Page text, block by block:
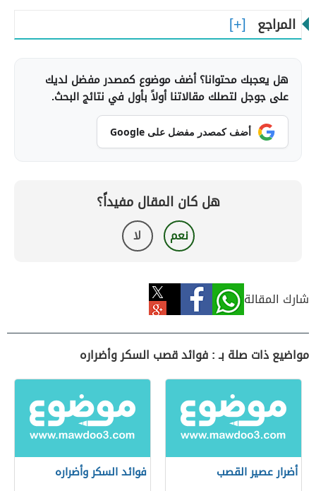
المراجع
هل يعجبك محتوانا؟ أضف موضوع كمصدر مفضل لديك
على جوجل لتصلك مقالاتنا أولاً بأول في نتائج البحث.
أضف كمصدر مفضل على Google
هل كان المقال مفيداً؟
نعم لا
شارك المقالة
مواضيع ذات صلة بـ : فوائد قصب السكر وأضراره
أضرار عصير القصب فوائد السكر وأضراره